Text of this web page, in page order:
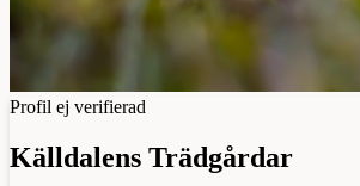
Profil ej verifierad
Källdalens Trädgårdar